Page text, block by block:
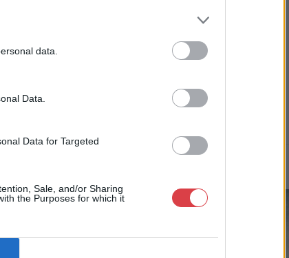
data.
Data.
Data for Targeted
Sale, and/or Sharing
the Purposes for which it